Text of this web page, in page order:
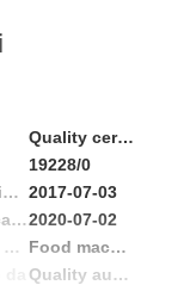
Quality certificates
19228/0
Data tecnico Problema 2017-07-03
Data di scadenza2020-07-02
Ambito di applicazione / Gamma
Food machinery, pharmaceutical machinery
Quality austria